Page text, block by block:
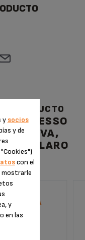
PRODUCTO
ESPRESSO
CLARO
CAFETERA
y socios
y de
con el
mostrarle
y
en las